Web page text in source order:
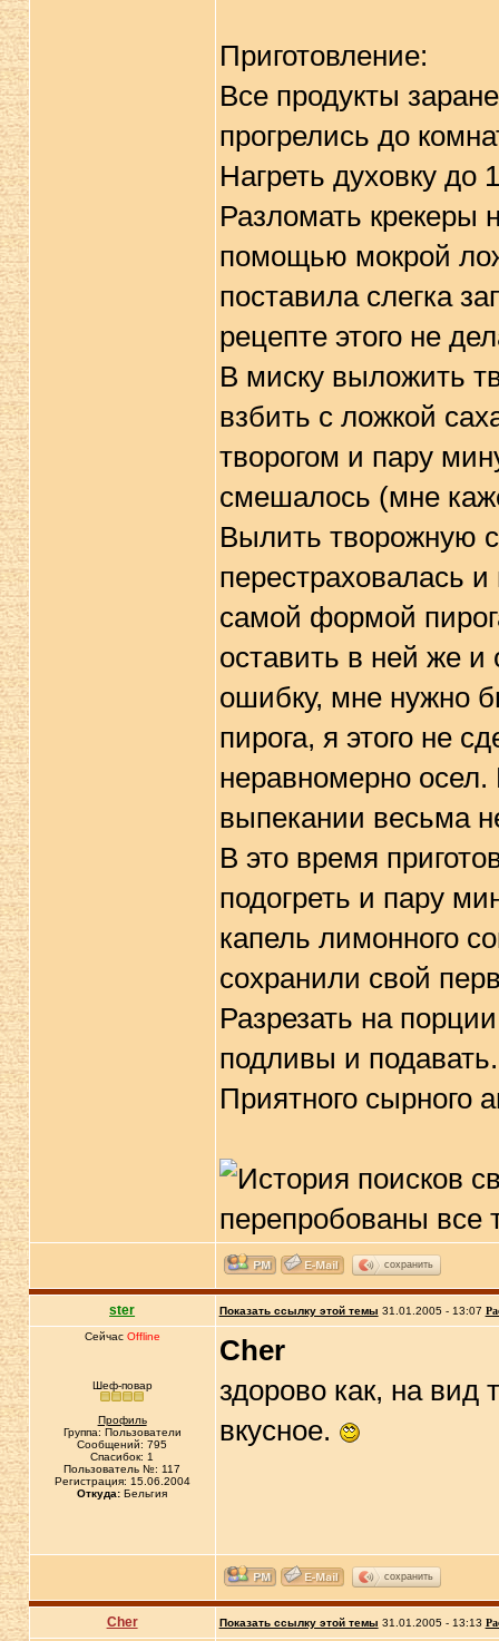
Приготовление:
Все продукты
прогрелись до
Нагреть духовку до
Разломать крекеры
помощью мокрой
поставила слегка
рецепте этого не
В миску выложить
взбить с ложкой
творогом и пару
смешалось (мне
Вылить творожную
перестраховалась
самой формой
оставить в ней же
ошибку, мне нужно
пирога, я этого не
неравномерно
выпекании весьма
В это время
подогреть и пару
капель лимонного
сохранили свой
Разрезать на
подливы и подавать.
Приятного сырного
сохранить
ster Показать ссылку этой темы 31.01.2005 - 13:07
Сейчас Offline
Шеф-повар
Профиль
Группа: Пользователи
Сообщений: 795
Спасибок: 1
Пользователь №: 117
Регистрация: 15.06.2004
Откуда: Бельгия
Cher
здорово как, на вид
вкусное.
сохранить
Cher Показать ссылку этой темы 31.01.2005 - 13:13